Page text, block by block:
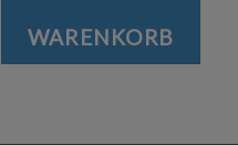
WARENKORB